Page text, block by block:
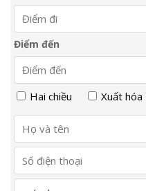
Điểm đến
Hai chiều Xuất hóa